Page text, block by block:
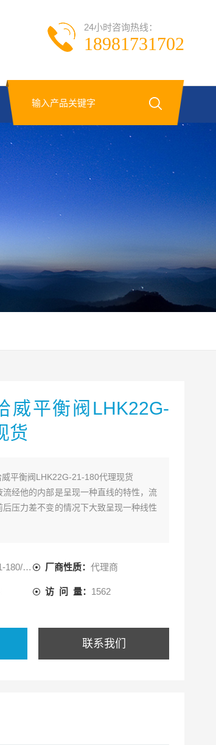
24小时咨询热线：
18981731702
威平衡阀LHK22G-
货
威平衡阀LHK22G-21-180代理现货
经他的内部是呈现一种直线的特性，流
压力差不变的情况下大致呈现一种线性
180 厂商性质：代理商
访 问 量： 1562
联系我们